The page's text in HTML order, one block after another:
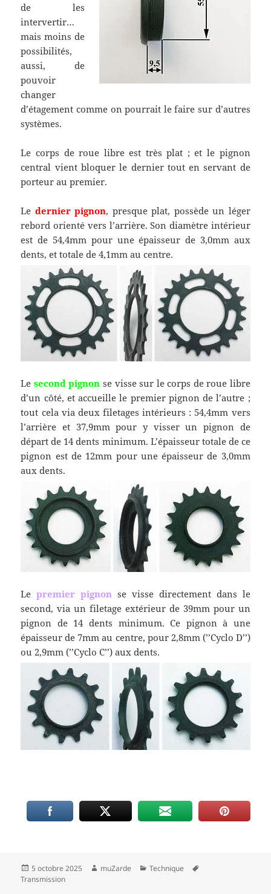
de les
intervertir…
mais moins de
possibilités,
aussi, de
pouvoir
changer
d’étagement comme on pourrait le faire sur d’autres
systèmes.
Le corps de roue libre est très plat ; et le pignon
central vient bloquer le dernier tout en servant de
porteur au premier.
Le dernier pignon, presque plat, possède un léger
rebord orienté vers l’arrière. Son diamètre intérieur
est de 54,4mm pour une épaisseur de 3,0mm aux
dents, et totale de 4,1mm au centre.
Le second pignon se visse sur le corps de roue libre
d’un côté, et accueille le premier pignon de l’autre ;
tout cela via deux filetages intérieurs : 54,4mm vers
l’arrière et 37,9mm pour y visser un pignon de
départ de 14 dents minimum. L’épaisseur totale de ce
pignon est de 12mm pour une épaisseur de 3,0mm
aux dents.
Lepremier pignon se visse directement dans le
second, via un filetage extérieur de 39mm pour un
pignon de 14 dents minimum. Ce pignon à une
épaisseur de 7mm au centre, pour 2,8mm (’’Cyclo D’’)
ou 2,9mm (’’Cyclo C’’) aux dents.
Publié
le
5 octobre 2025 Auteur
muZarde Catégories
Technique
Transmission